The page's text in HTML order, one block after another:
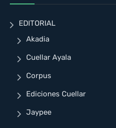
EDITORIAL
Akadia
Cuellar Ayala
Corpus
Ediciones Cuellar
Jaypee